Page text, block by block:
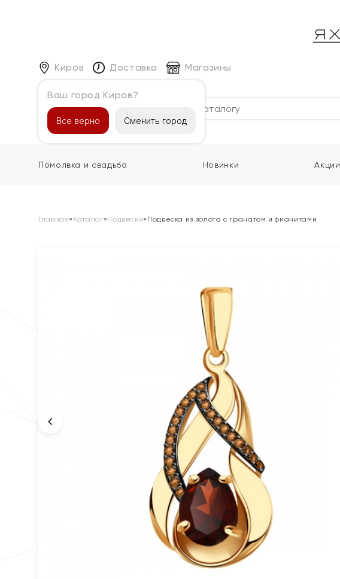
Киров
Ваш город Киров?
Все верно Сменить город
Доставка Магазины
Каталог
Помолвка и свадьба Новинки Акции
Главная» Каталог»Подвески» Подвеска из золота с гранатом и фианитами